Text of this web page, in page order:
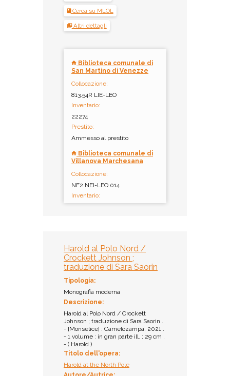
Cerca su MLOL
Altri dettagli
Biblioteca comunale di
San Martino di Venezze
Collocazione:
813.54R LIE-LEO
Inventario:
22274
Prestito:
Ammesso al prestito
Biblioteca comunale di
Villanova Marchesana
Collocazione:
NF2 NEI-LEO 014
Inventario:
Biblioteca
dell'Accademia dei
Concordi di Rovigo /
Sezione Ragazzi -
NF2 JOH 014
10807
Note:
Premio Andersen 2022
Prestito:
Ammesso al prestito
Harold al Polo Nord /
Crockett Johnson ;
traduzione di Sara Saorin
Tipologia:
Monografia moderna
Descrizione:
Harold al Polo Nord / Crockett
Johnson ; traduzione di Sara Saorin .
- [Monselice] : Camelozampa, 2021 .
- 1 volume : in gran parte ill. ; 29 cm .
- ( Harold )
Titolo dell'opera:
Harold at the North Pole